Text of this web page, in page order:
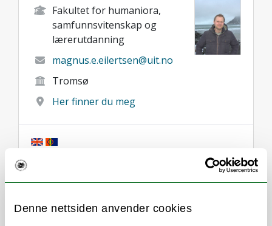
Denne nettsiden anvender cookies
Fakultet for humaniora,
samfunnsvitenskap og
lærerutdanning
magnus.e.eilertsen@uit.no
Tromsø
Her finner du meg